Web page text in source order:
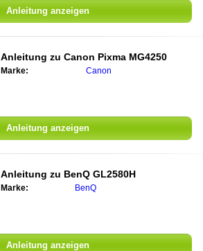
Anleitung anzeigen
Anleitung zu Canon Pixma MG4250
Marke: Canon
Anleitung anzeigen
Anleitung zu BenQ GL2580H
Marke: BenQ
Anleitung anzeigen